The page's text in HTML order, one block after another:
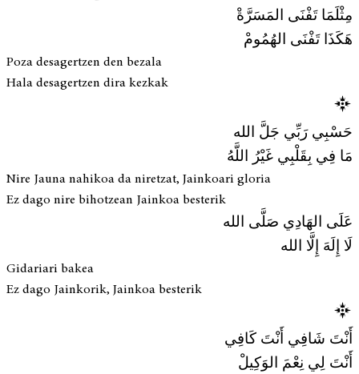
مِثْلَمَا تَفْنَى المَسَرَّةْ
هَكَذَا تَفْنَى الهُمُومْ
Poza desagertzen den bezala
Hala desagertzen dira kezkak
حَسْبِي رَبِّي جَلَّ الله
مَا فِي بِقَلْبِي غَيْرُ اللَّهُ
Nire Jauna nahikoa da niretzat, Jainkoari gloria
Ez dago nire bihotzean Jainkoa besterik
عَلَى الهَادِي صَلَّى الله
لَا إِلَهَ إِلَّا الله
Gidariari bakea
Ez dago Jainkorik, Jainkoa besterik
أَنْتَ شَافِي أَنْتَ كَافِي
أَنْتَ لِي نِعْمَ الوَكِيلْ